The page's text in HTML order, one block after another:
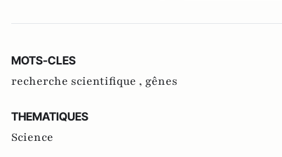
MOTS-CLES
recherche scientifique , gênes
THEMATIQUES
Science